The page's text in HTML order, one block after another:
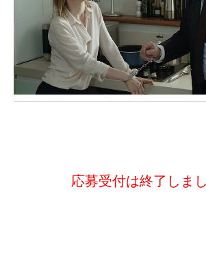
応募受付は終了しまし